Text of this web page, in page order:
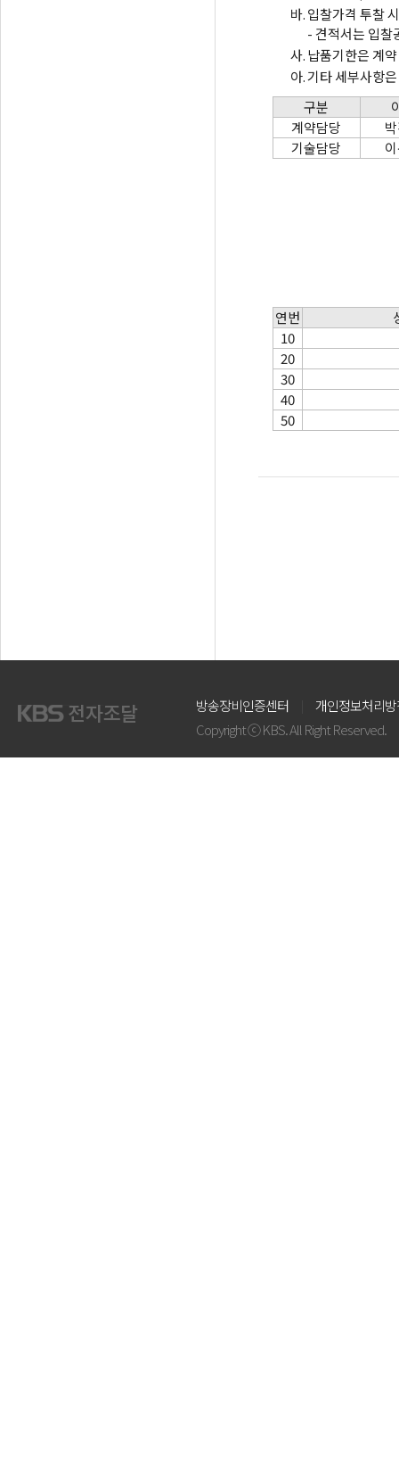
바.입찰가격 투찰
- 견적서는 입찰
사.납품기한은 계
아.기타 세부사항
구분
계약담당
기술담당
연번
10
20
30
40
50
방송장비인증센터
개인정보처리
Copyright ⓒ KBS. All Right Reserved.